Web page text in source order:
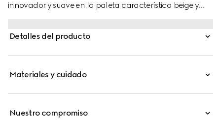
innovador y suave en la paleta característica beige y
Detalles del producto
Materiales y cuidado
Nuestro compromiso